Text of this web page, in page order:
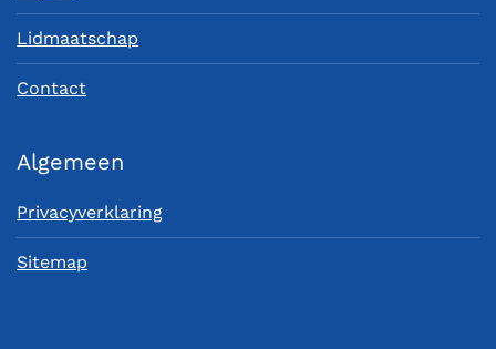
Lidmaatschap
Contact
Algemeen
Privacyverklaring
Sitemap